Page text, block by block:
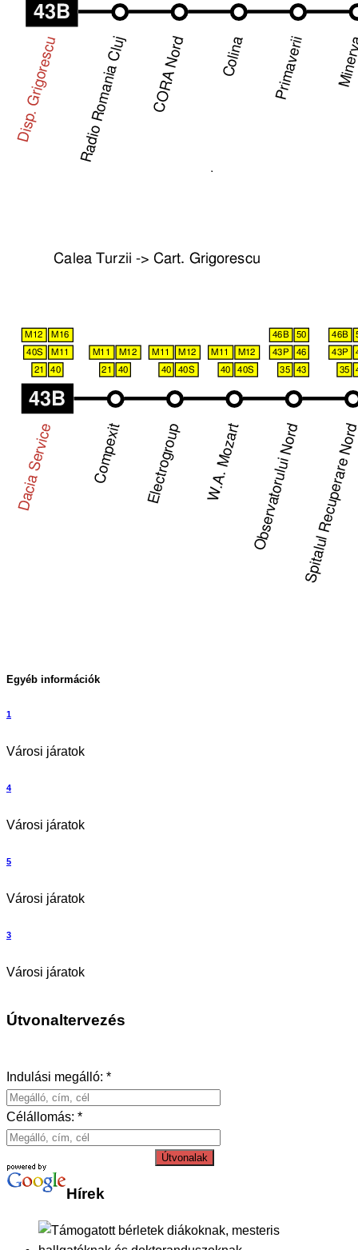
Egyéb információk
1
Városi járatok
4
Városi járatok
5
Városi járatok
3
Városi járatok
Útvonaltervezés
Indulási megálló: *
Célállomás: *
Útvonalak
Hírek